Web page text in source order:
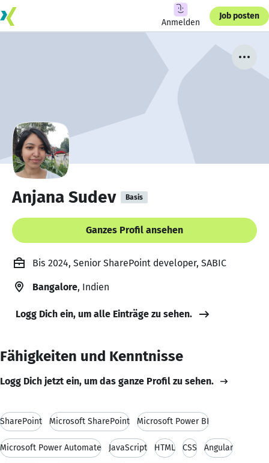
Anmelden
Job posten
Anjana Sudev Basis
Ganzes Profil ansehen
Bis 2024, Senior SharePoint developer, SABIC
Bangalore, Indien
Logg Dich ein, um alle Einträge zu sehen.
Fähigkeiten und Kenntnisse
Logg Dich jetzt ein, um das ganze Profil zu sehen.
SharePoint Microsoft SharePoint Microsoft Power BI
Microsoft Power Automate JavaScript HTML CSS Angular